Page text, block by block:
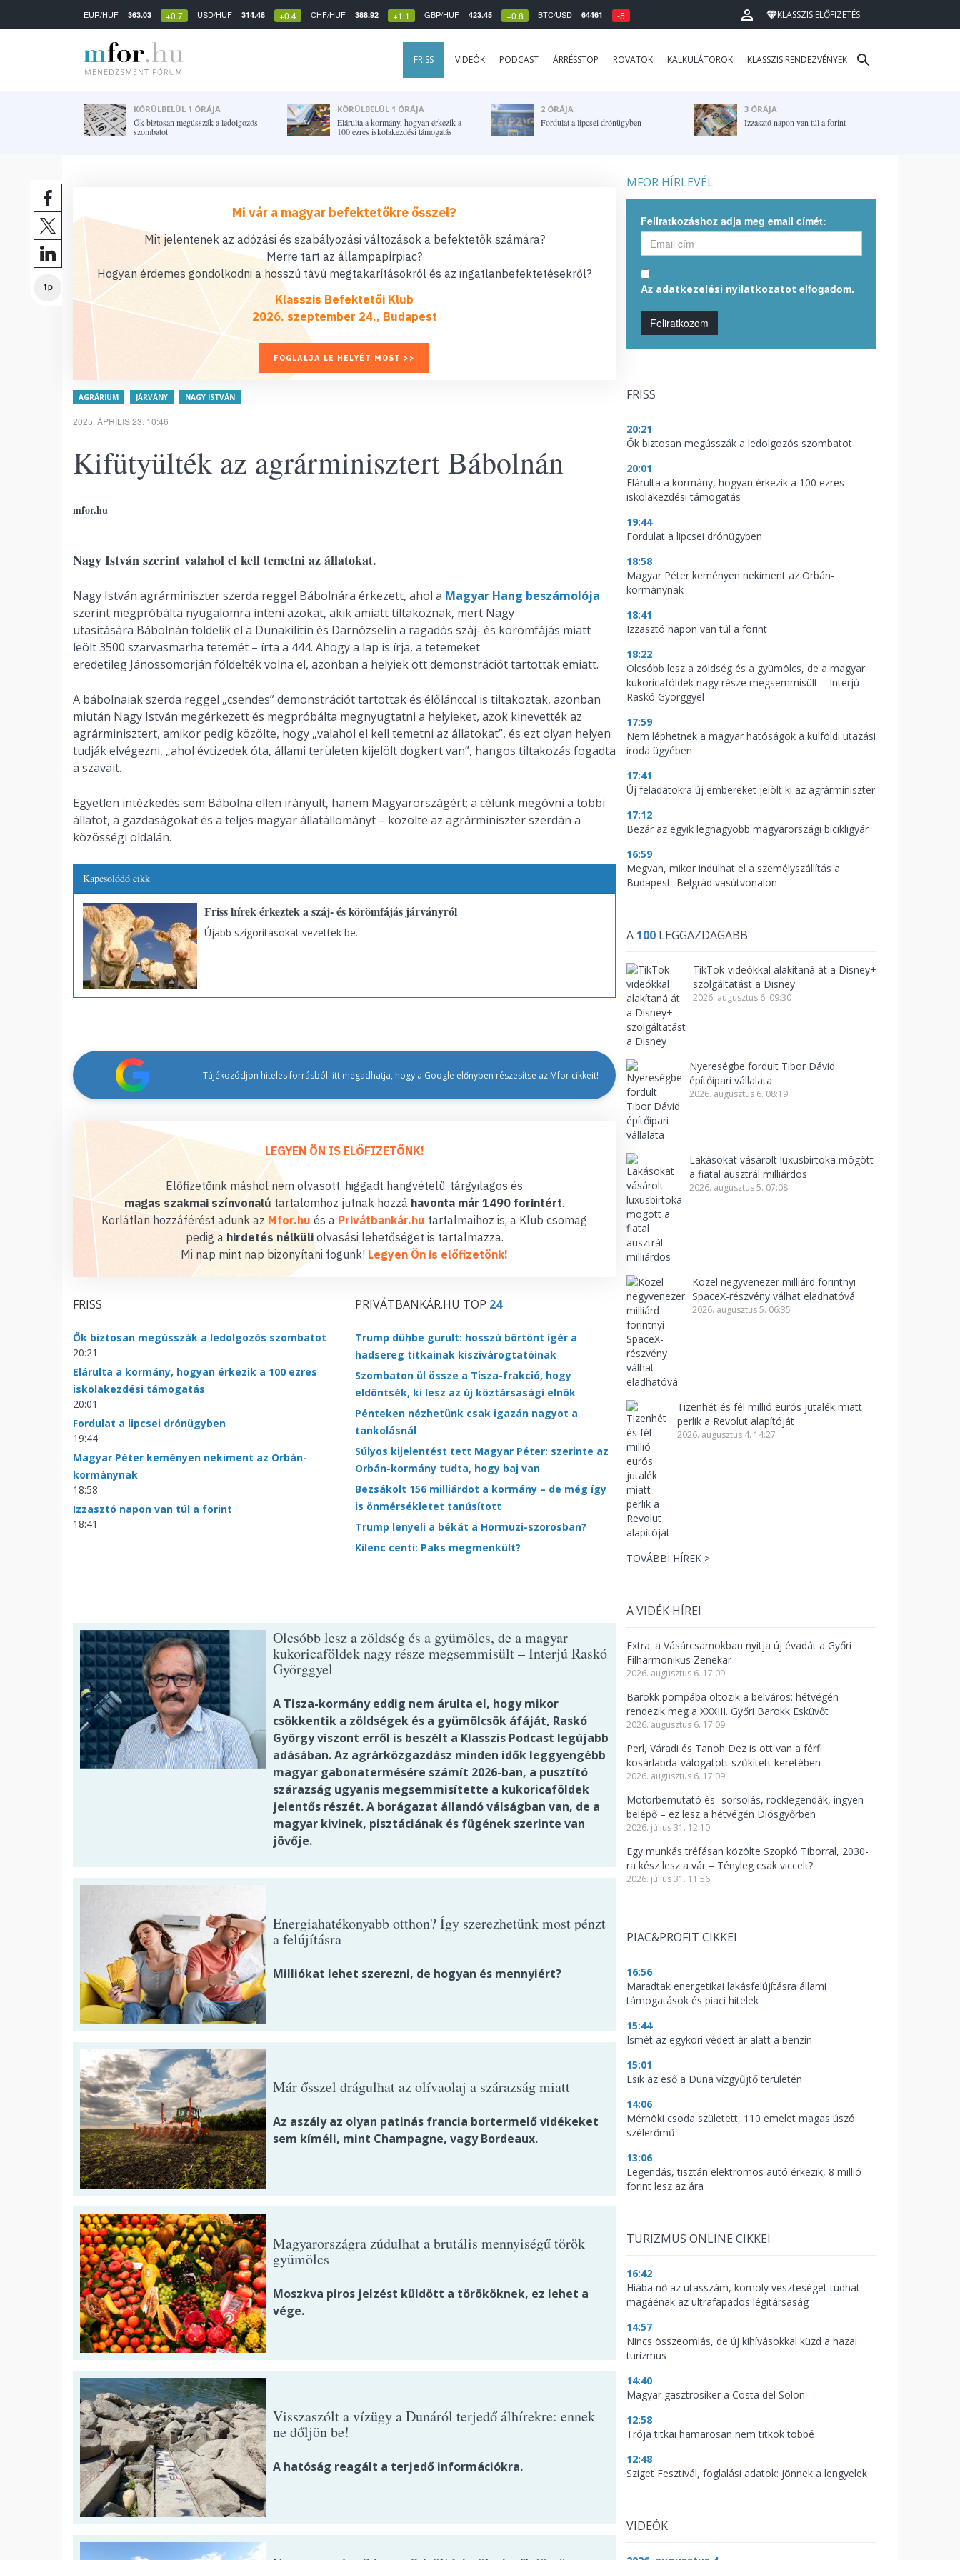
EUR/HUF 363.03 +0.7 USD/HUF 314.48 +0.4 CHF/HUF 388.92 +1.1 GBP/HUF 423.45 +0.8 BTC/USD 64461 -5 KLASSZIS ELŐFIZETÉS
FRISS VIDEÓK PODCAST ÁRRÉSSTOP ROVATOK KALKULÁTOROK KLASSZIS RENDEZVÉNYEK
KÖRÜLBELÜL 1 ÓRÁJA
Ők biztosan megússzák a ledolgozós
szombatot
KÖRÜLBELÜL 1 ÓRÁJA
Elárulta a kormány, hogyan érkezik a
100 ezres iskolakezdési támogatás
2 ÓRÁJA
Fordulat a lipcsei drónügyben
3 ÓRÁJA
Izzasztó napon van túl a forint
1p
Mi vár a magyar befektetőkre ősszel?
Mit jelentenek az adózási és szabályozási változások a befektetők számára?
Merre tart az állampapírpiac?
Hogyan érdemes gondolkodni a hosszú távú megtakarításokról és az ingatlanbefektetésekről?
Klasszis Befektetői Klub
2026. szeptember 24., Budapest
FOGLALJA LE HELYÉT MOST >>
AGRÁRIUM JÁRVÁNY NAGY ISTVÁN
2025. ÁPRILIS 23. 10:46
Kifütyülték az agrárminisztert Bábolnán
mfor.hu
Nagy István szerint valahol el kell temetni az állatokat.
Nagy István agrárminiszter szerda reggel Bábolnára érkezett, ahol a Magyar Hang beszámolója
szerint megpróbálta nyugalomra inteni azokat, akik amiatt tiltakoznak, mert Nagy
utasítására Bábolnán földelik el a Dunakilitin és Darnózselin a ragadós száj- és körömfájás miatt
leölt 3500 szarvasmarha tetemét – írta a 444. Ahogy a lap is írja, a tetemeket
eredetileg Jánossomorján földelték volna el, azonban a helyiek ott demonstrációt tartottak emiatt.
A bábolnaiak szerda reggel „csendes” demonstrációt tartottak és élőlánccal is tiltakoztak, azonban
miután Nagy István megérkezett és megpróbálta megnyugtatni a helyieket, azok kinevették az
agrárminisztert, amikor pedig közölte, hogy „valahol el kell temetni az állatokat”, és ezt olyan helyen
tudják elvégezni, „ahol évtizedek óta, állami területen kijelölt dögkert van”, hangos tiltakozás fogadta
a szavait.
Egyetlen intézkedés sem Bábolna ellen irányult, hanem Magyarországért; a célunk megóvni a többi
állatot, a gazdaságokat és a teljes magyar állatállományt – közölte az agrárminiszter szerdán a
közösségi oldalán.
Kapcsolódó cikk
Friss hírek érkeztek a száj- és körömfájás járványról
Újabb szigorításokat vezettek be.
Tájékozódjon hiteles forrásból: itt megadhatja, hogy a Google előnyben részesítse az Mfor cikkeit!
LEGYEN ÖN IS ELŐFIZETŐNK!
Előfizetőink máshol nem olvasott, higgadt hangvételű, tárgyilagos és
magas szakmai színvonalú tartalomhoz jutnak hozzá havonta már 1490 forintért.
Korlátlan hozzáférést adunk az Mfor.hu és a Privátbankár.hu tartalmaihoz is, a Klub csomag
pedig ahirdetés nélküliolvasási lehetőséget is tartalmazza.
Mi nap mint nap bizonyítani fogunk! Legyen Ön is előfizetőnk!
FRISS
Ők biztosan megússzák a ledolgozós szombatot
20:21
Elárulta a kormány, hogyan érkezik a 100 ezres
iskolakezdési támogatás
20:01
Fordulat a lipcsei drónügyben
19:44
Magyar Péter keményen nekiment az Orbán-
kormánynak
18:58
Izzasztó napon van túl a forint
18:41
PRIVÁTBANKÁR.HU TOP 24
Trump dühbe gurult: hosszú börtönt ígér a
hadsereg titkainak kiszivárogtatóinak
Szombaton ül össze a Tisza-frakció, hogy
eldöntsék, ki lesz az új köztársasági elnök
Pénteken nézhetünk csak igazán nagyot a
tankolásnál
Súlyos kijelentést tett Magyar Péter: szerinte az
Orbán-kormány tudta, hogy baj van
Bezsákolt 156 milliárdot a kormány – de még így
is önmérsékletet tanúsított
Trump lenyeli a békát a Hormuzi-szorosban?
Kilenc centi: Paks megmenkült?
Olcsóbb lesz a zöldség és a gyümölcs, de a magyar
kukoricaföldek nagy része megsemmisült – Interjú Raskó
Györggyel
A Tisza-kormány eddig nem árulta el, hogy mikor
csökkentik a zöldségek és a gyümölcsök áfáját, Raskó
György viszont erről is beszélt a Klasszis Podcast legújabb
adásában. Az agrárközgazdász minden idők leggyengébb
magyar gabonatermésére számít 2026-ban, a pusztító
szárazság ugyanis megsemmisítette a kukoricaföldek
jelentős részét. A borágazat állandó válságban van, de a
magyar kivinek, pisztáciának és fügének szerinte van
jövője.
Energiahatékonyabb otthon? Így szerezhetünk most pénzt
a felújításra
Milliókat lehet szerezni, de hogyan és mennyiért?
Már ősszel drágulhat az olívaolaj a szárazság miatt
Az aszály az olyan patinás francia bortermelő vidékeket
sem kíméli, mint Champagne, vagy Bordeaux.
Magyarországra zúdulhat a brutális mennyiségű török
gyümölcs
Moszkva piros jelzést küldött a törököknek, ez lehet a
vége.
Visszaszólt a vízügy a Dunáról terjedő álhírekre: ennek
ne dőljön be!
A hatóság reagált a terjedő információkra.
MFOR HÍRLEVÉL
Feliratkozáshoz adja meg email címét:
Az adatkezelési nyilatkozatot elfogadom.
Feliratkozom
FRISS
20:21
Ők biztosan megússzák a ledolgozós szombatot
20:01
Elárulta a kormány, hogyan érkezik a 100 ezres
iskolakezdési támogatás
19:44
Fordulat a lipcsei drónügyben
18:58
Magyar Péter keményen nekiment az Orbán-
kormánynak
18:41
Izzasztó napon van túl a forint
18:22
Olcsóbb lesz a zöldség és a gyümölcs, de a magyar
kukoricaföldek nagy része megsemmisült – Interjú
Raskó Györggyel
17:59
Nem léphetnek a magyar hatóságok a külföldi utazási
iroda ügyében
17:41
Új feladatokra új embereket jelölt ki az agrárminiszter
17:12
Bezár az egyik legnagyobb magyarországi bicikligyár
16:59
Megvan, mikor indulhat el a személyszállítás a
Budapest–Belgrád vasútvonalon
A 100 LEGGAZDAGABB
TikTok-videókkal alakítaná át a Disney+
szolgáltatást a Disney
2026. augusztus 6. 09:30
Nyereségbe fordult Tibor Dávid
építőipari vállalata
2026. augusztus 6. 08:19
Lakásokat vásárolt luxusbirtoka mögött
a fiatal ausztrál milliárdos
2026. augusztus 5. 07:08
Közel negyvenezer milliárd forintnyi
SpaceX-részvény válhat eladhatóvá
2026. augusztus 5. 06:35
Tizenhét és fél millió eurós jutalék miatt
perlik a Revolut alapítóját
2026. augusztus 4. 14:27
TOVÁBBI HÍREK >
A VIDÉK HÍREI
Extra: a Vásárcsarnokban nyitja új évadát a Győri
Filharmonikus Zenekar
2026. augusztus 6. 17:09
Barokk pompába öltözik a belváros: hétvégén
rendezik meg a XXXIII. Győri Barokk Esküvőt
2026. augusztus 6. 17:09
Perl, Váradi és Tanoh Dez is ott van a férfi
kosárlabda-válogatott szűkített keretében
2026. augusztus 6. 17:09
Motorbemutató és -sorsolás, rocklegendák, ingyen
belépő – ez lesz a hétvégén Diósgyőrben
2026. július 31. 12:10
Egy munkás tréfásan közölte Szopkó Tiborral, 2030-
ra kész lesz a vár – Tényleg csak viccelt?
2026. július 31. 11:56
PIAC&PROFIT CIKKEI
16:56
Maradtak energetikai lakásfelújításra állami
támogatások és piaci hitelek
15:44
Ismét az egykori védett ár alatt a benzin
15:01
Esik az eső a Duna vízgyűjtő területén
14:06
Mérnöki csoda született, 110 emelet magas úszó
szélerőmű
13:06
Legendás, tisztán elektromos autó érkezik, 8 millió
forint lesz az ára
TURIZMUS ONLINE CIKKEI
16:42
Hiába nő az utasszám, komoly veszteséget tudhat
magáénak az ultrafapados légitársaság
14:57
Nincs összeomlás, de új kihívásokkal küzd a hazai
turizmus
14:40
Magyar gasztrosiker a Costa del Solon
12:58
Trója titkai hamarosan nem titkok többé
12:48
Sziget Fesztivál, foglalási adatok: jönnek a lengyelek
VIDEÓK